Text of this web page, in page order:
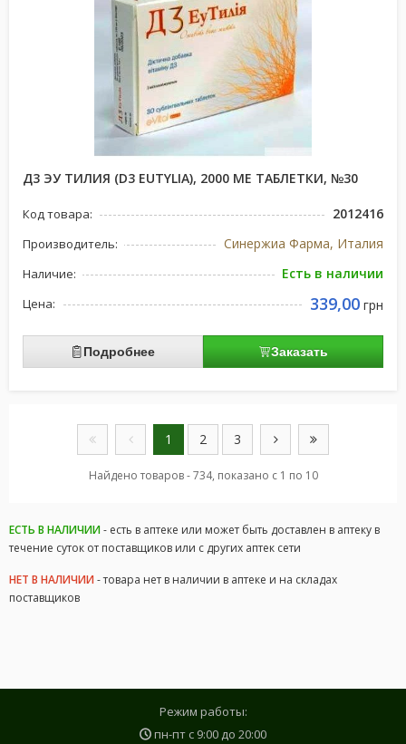
Д3 ЭУ ТИЛИЯ (D3 EUTYLIA), 2000 МЕ ТАБЛЕТКИ, №30
Код товара: 2012416
Производитель: Синержиа Фарма, Италия
Наличие: Есть в наличии
Цена: 339,00 грн
Подробнее Заказать
1 2 3
Найдено товаров - 734, показано с 1 по 10
ЕСТЬ В НАЛИЧИИ- есть в аптеке или может быть доставлен в аптеку в
течение суток от поставщиков или с других аптек сети
НЕТ В НАЛИЧИИ- товара нет в наличии в аптеке и на складах
поставщиков
Режим работы:
пн-пт с 9:00 до 20:00